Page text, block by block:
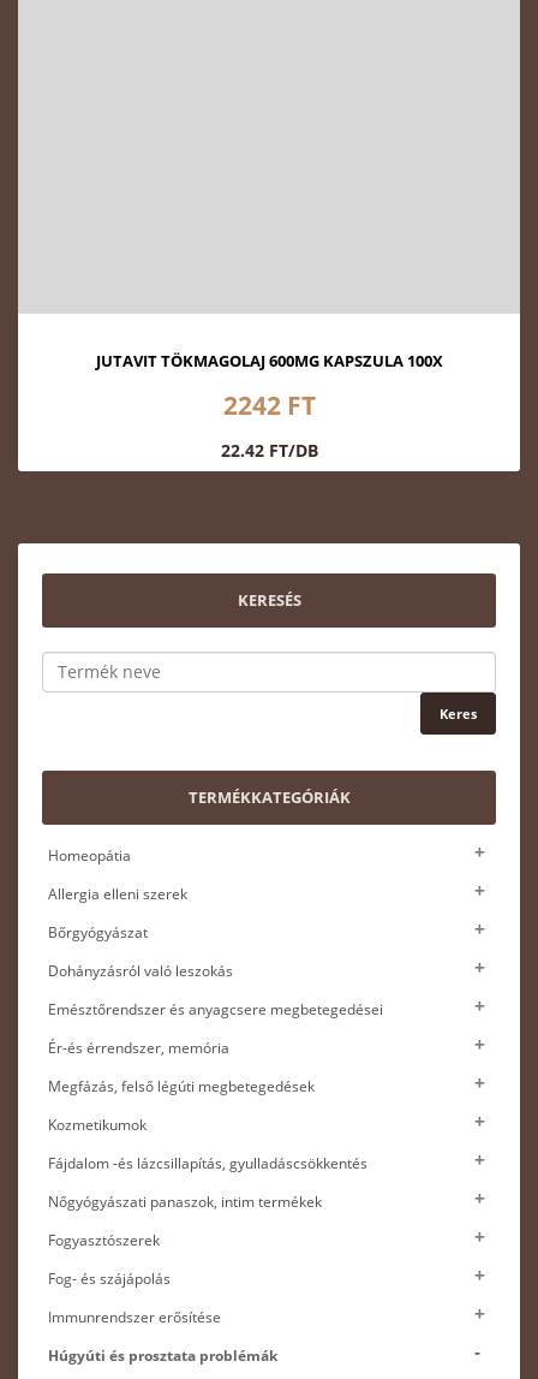
JUTAVIT TÖKMAGOLAJ 600MG KAPSZULA 100X
2242 FT
22.42 FT/DB
KERESÉS
TERMÉKKATEGÓRIÁK
Homeopátia
Allergia elleni szerek
Bőrgyógyászat
Dohányzásról való leszokás
Emésztőrendszer és anyagcsere megbetegedései
Ér-és érrendszer, memória
Megfázás, felső légúti megbetegedések
Kozmetikumok
Fájdalom -és lázcsillapítás, gyulladáscsökkentés
Nőgyógyászati panaszok, intim termékek
Fogyasztószerek
Fog- és szájápolás
Immunrendszer erősítése
Húgyúti és prosztata problémák